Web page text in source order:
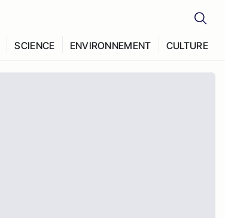
SCIENCE ENVIRONNEMENT CULTURE